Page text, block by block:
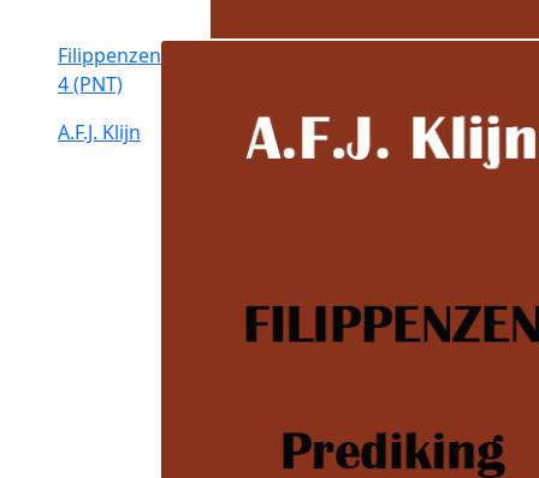
Filippenzen
4 (PNT)
A.F.J. Klijn